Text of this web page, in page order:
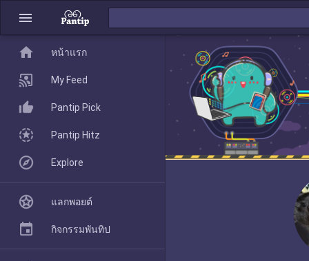
menu
home
Pantip Pick
home หน้าแรก
My Feed
Pantip Pick
Pantip Hitz
Explore
แลกพอยต์
กิจกรรมพันทิป